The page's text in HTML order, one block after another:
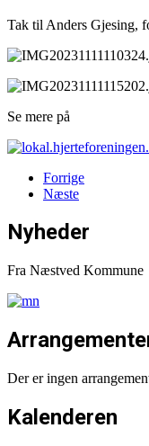
Tak til Anders Gjesing,
Se mere på
Forrige
Næste
Nyheder
Fra Næstved Kommune
Der er ingen
Kalenderen